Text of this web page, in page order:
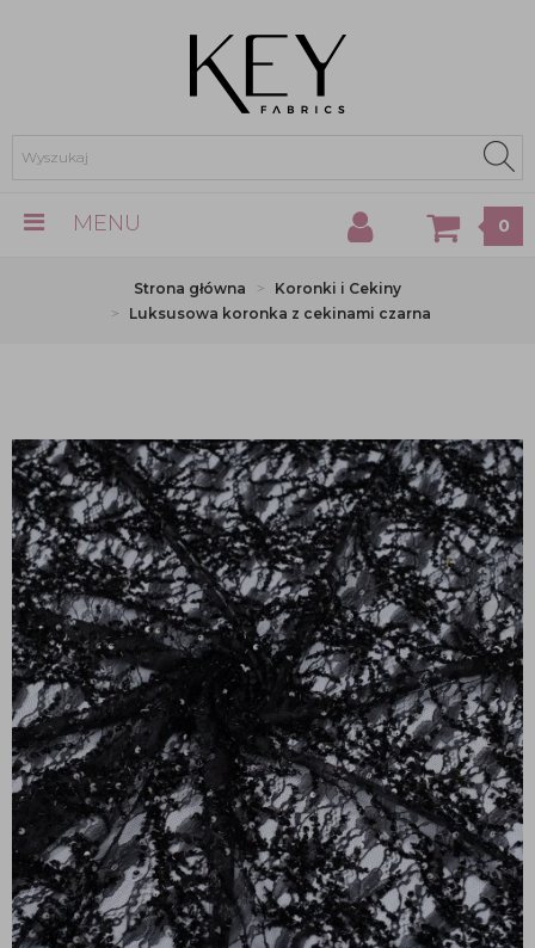
MENU 0
Strona główna
Koronki i Cekiny
Luksusowa koronka z cekinami czarna